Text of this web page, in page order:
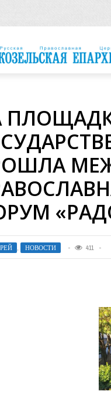
, НОВОСТИ 411